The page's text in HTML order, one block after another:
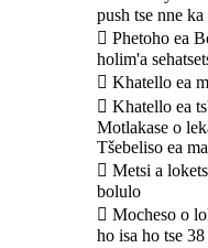
push tse nne ka
 Phetoho ea
holim'a
 Khatello ea
 Khatello ea
Motlakase o
Tšebeliso ea
 Metsi a
bolulo
 Mocheso o
ho isa ho tse 38